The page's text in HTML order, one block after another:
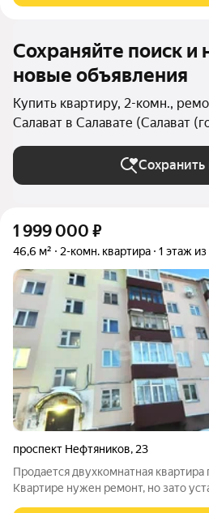
Сохраняйте поиск и
новые объявления
Купить квартиру, 2-комн.,
Салават в Салавате (Салават
Сохранить
1 999 000 ₽
46,6 м² 2-комн. квартира 1 этаж из
проспект Нефтяников, 23
Продается двухкомнатная
Квартире нужен ремонт, но зато